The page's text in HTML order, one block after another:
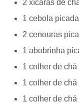
2 xícaras de
1 cebola picada
2 cenouras
1 abobrinha
1 colher de
1 colher de
1 colher de